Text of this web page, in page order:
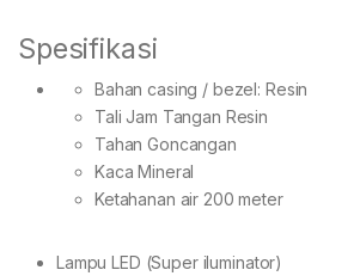
Spesifikasi
Bahan casing / bezel: Resin
Tali Jam Tangan Resin
Tahan Goncangan
Kaca Mineral
Ketahanan air 200 meter
Lampu LED (Super iluminator)